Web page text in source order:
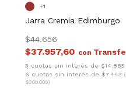
Jarra Cremia Edimburgo
$44.656
$37.957,60 con
3 cuotas sin interés de $14.885
6 cuotas sin interés de $7.443
$300.000)
+1